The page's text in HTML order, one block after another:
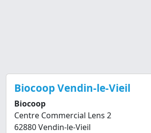
Biocoop Vendin-le-Vieil
Biocoop
Centre Commercial Lens 2
62880 Vendin-le-Vieil